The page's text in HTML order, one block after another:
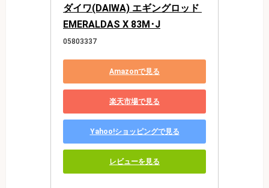
ダイワ(DAIWA) エギングロッド
EMERALDAS X 83M･J
05803337
Amazonで見る
楽天市場で見る
Yahoo!ショッピングで見る
レビューを見る